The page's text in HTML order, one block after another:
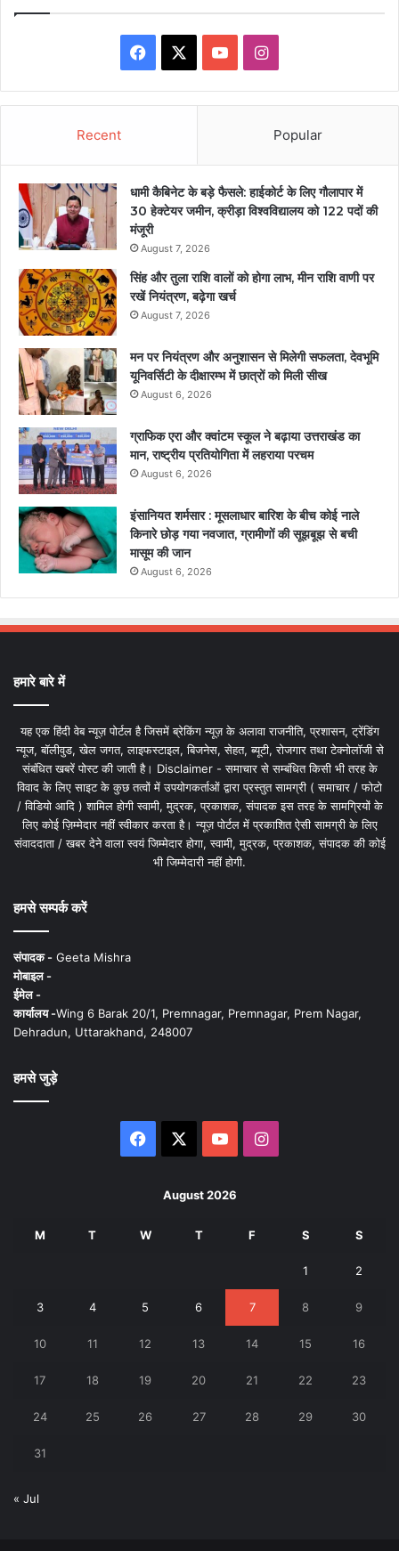
Facebook YouTubeInstagram
Recent Popular
धामी कैबिनेट के बड़े फैसले: हाईकोर्ट के लिए गौलापार में
30 हेक्टेयर जमीन, क्रीड़ा विश्वविद्यालय को 122 पदों की
मंजूरी
August 7, 2026
सिंह और तुला राशि वालों को होगा लाभ, मीन राशि वाणी पर
रखें नियंत्रण, बढ़ेगा खर्च
August 7, 2026
मन पर नियंत्रण और अनुशासन से मिलेगी सफलता, देवभूमि
यूनिवर्सिटी के दीक्षारम्भ में छात्रों को मिली सीख
August 6, 2026
ग्राफिक एरा और क्वांटम स्कूल ने बढ़ाया उत्तराखंड का
मान, राष्ट्रीय प्रतियोगिता में लहराया परचम
August 6, 2026
इंसानियत शर्मसार : मूसलाधार बारिश के बीच कोई नाले
किनारे छोड़ गया नवजात, ग्रामीणों की सूझबूझ से बची
मासूम की जान
August 6, 2026
हमारे बारे में
यह एक हिंदी वेब न्यूज़ पोर्टल है जिसमें ब्रेकिंग न्यूज़ के अलावा राजनीति, प्रशासन, ट्रेंडिंग
न्यूज, बॉलीवुड, खेल जगत, लाइफस्टाइल, बिजनेस, सेहत, ब्यूटी, रोजगार तथा टेक्नोलॉजी से
संबंधित खबरें पोस्ट की जाती है। Disclaimer - समाचार से सम्बंधित किसी भी तरह के
विवाद के लिए साइट के कुछ तत्वों में उपयोगकर्ताओं द्वारा प्रस्तुत सामग्री ( समाचार / फोटो
/ विडियो आदि ) शामिल होगी स्वामी, मुद्रक, प्रकाशक, संपादक इस तरह के सामग्रियों के
लिए कोई ज़िम्मेदार नहीं स्वीकार करता है। न्यूज़ पोर्टल में प्रकाशित ऐसी सामग्री के लिए
संवाददाता / खबर देने वाला स्वयं जिम्मेदार होगा, स्वामी, मुद्रक, प्रकाशक, संपादक की कोई
भी जिम्मेदारी नहीं होगी.
हमसे सम्पर्क करें
संपादक - Geeta Mishra
मोबाइल -
ईमेल -
कार्यालय -Wing 6 Barak 20/1, Premnagar, Premnagar, Prem Nagar,
Dehradun, Uttarakhand, 248007
हमसे जुड़े
Facebook YouTubeInstagram
August 2026
M T W T F S S
1 2
3 4 5 6 7 8 9
10 11 12 13 14 15 16
17 18 19 20 21 22 23
24 25 26 27 28 29 30
31
« Jul